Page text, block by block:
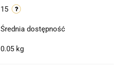
15
Średnia dostępność
0.05 kg